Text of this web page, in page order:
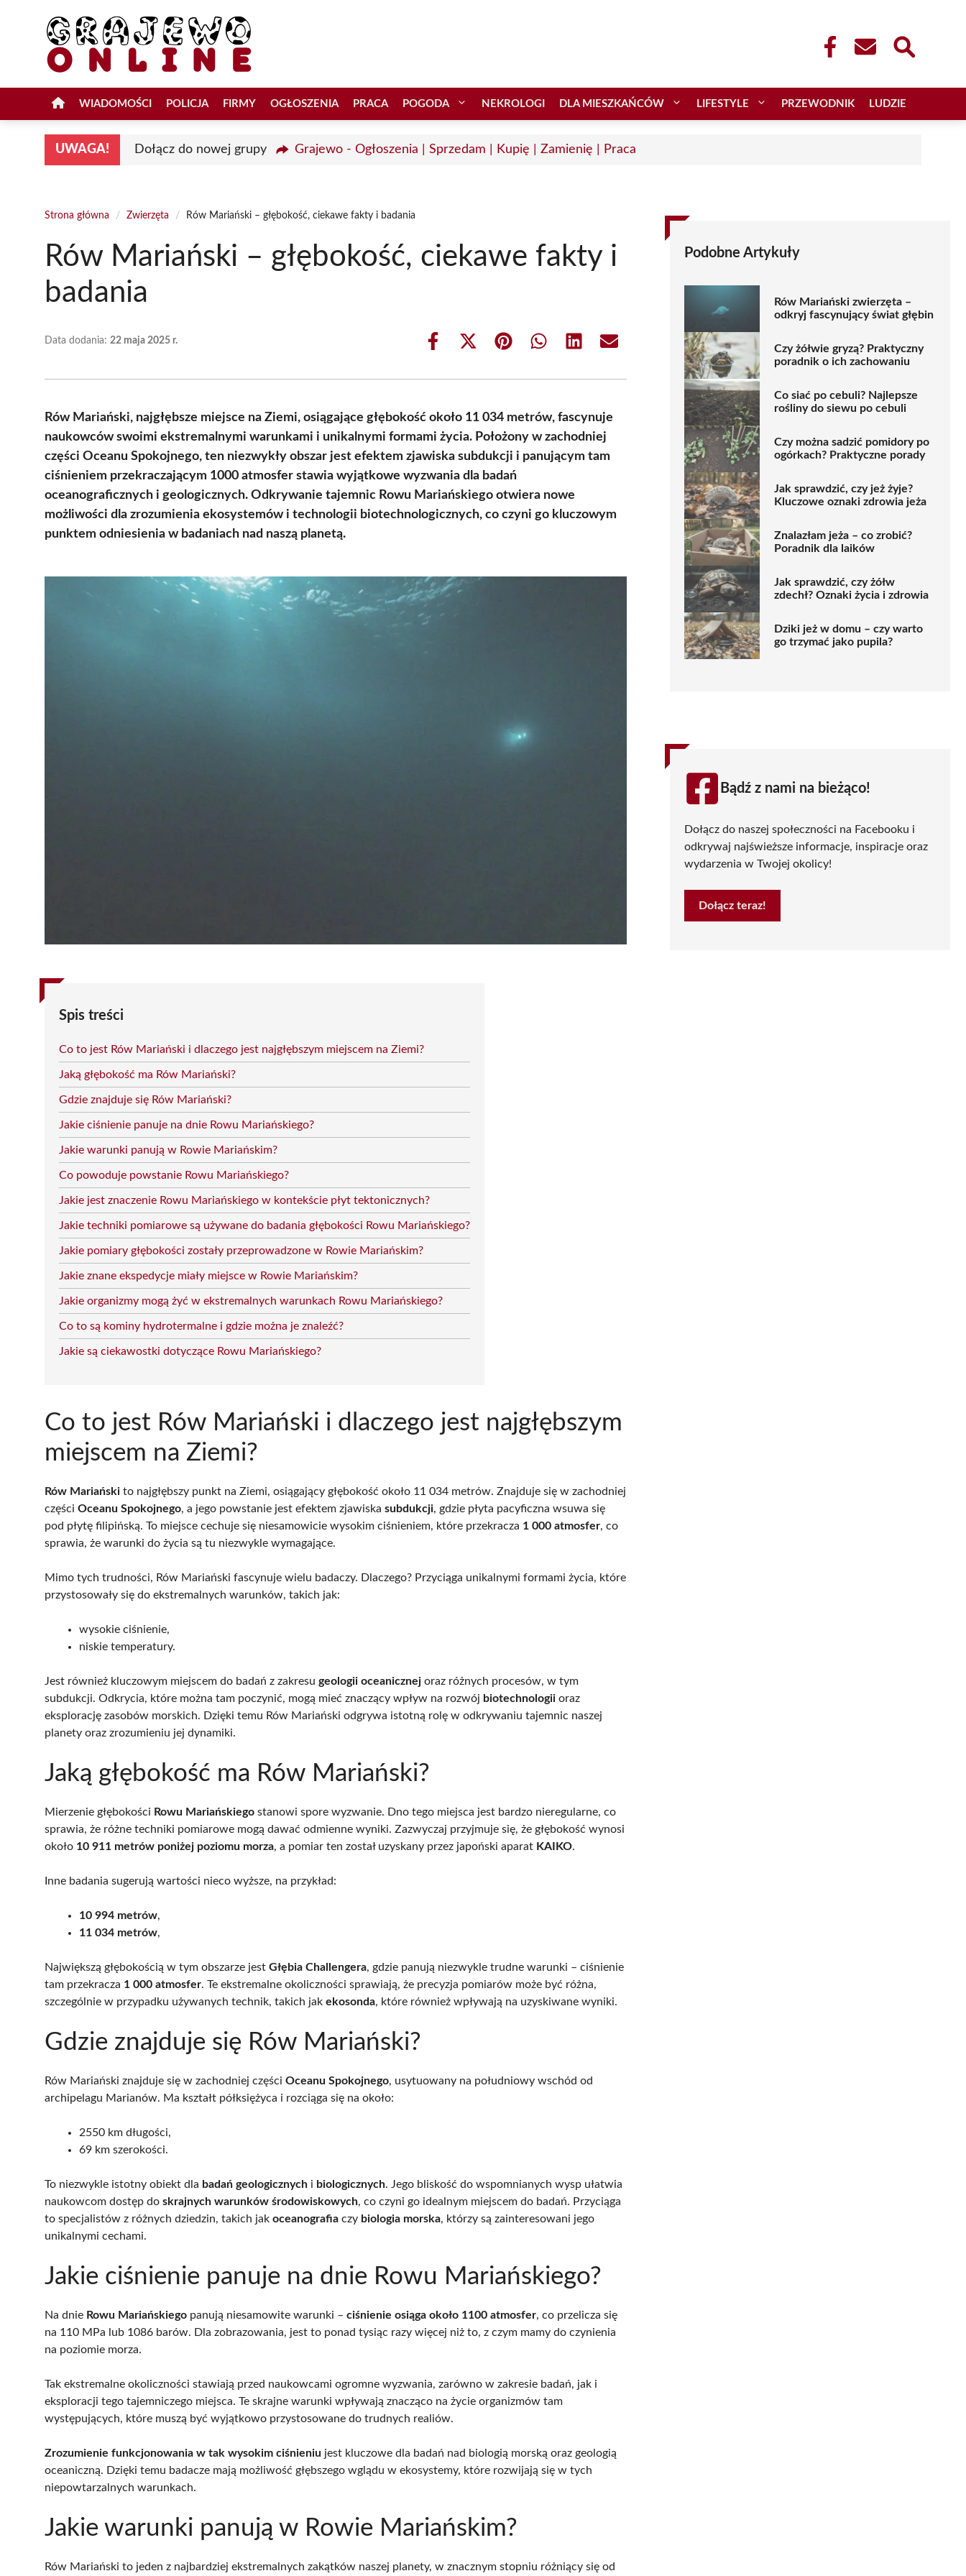
WIADOMOŚCI POLICJA FIRMY OGŁOSZENIA PRACA POGODA NEKROLOGI DLA MIESZKAŃCÓW LIFESTYLE PRZEWODNIK LUDZIE
UWAGA! Dołącz do nowej grupy Grajewo - Ogłoszenia | Sprzedam | Kupię | Zamienię | Praca
Strona główna / Zwierzęta / Rów Mariański – głębokość, ciekawe fakty i badania
Rów Mariański – głębokość, ciekawe fakty i
badania
Data dodania: 22 maja 2025 r.
Share
Share
(Twitter)
Share Share Share Share
Rów Mariański, najgłębsze miejsce na Ziemi, osiągające głębokość około 11 034 metrów, fascynuje
naukowców swoimi ekstremalnymi warunkami i unikalnymi formami życia. Położony w zachodniej
części Oceanu Spokojnego, ten niezwykły obszar jest efektem zjawiska subdukcji i panującym tam
ciśnieniem przekraczającym 1000 atmosfer stawia wyjątkowe wyzwania dla badań
oceanograficznych i geologicznych. Odkrywanie tajemnic Rowu Mariańskiego otwiera nowe
możliwości dla zrozumienia ekosystemów i technologii biotechnologicznych, co czyni go kluczowym
punktem odniesienia w badaniach nad naszą planetą.
Spis treści
Co to jest Rów Mariański i dlaczego jest najgłębszym miejscem na Ziemi?
Jaką głębokość ma Rów Mariański?
Gdzie znajduje się Rów Mariański?
Jakie ciśnienie panuje na dnie Rowu Mariańskiego?
Jakie warunki panują w Rowie Mariańskim?
Co powoduje powstanie Rowu Mariańskiego?
Jakie jest znaczenie Rowu Mariańskiego w kontekście płyt tektonicznych?
Jakie techniki pomiarowe są używane do badania głębokości Rowu Mariańskiego?
Jakie pomiary głębokości zostały przeprowadzone w Rowie Mariańskim?
Jakie znane ekspedycje miały miejsce w Rowie Mariańskim?
Jakie organizmy mogą żyć w ekstremalnych warunkach Rowu Mariańskiego?
Co to są kominy hydrotermalne i gdzie można je znaleźć?
Jakie są ciekawostki dotyczące Rowu Mariańskiego?
Co to jest Rów Mariański i dlaczego jest najgłębszym
miejscem na Ziemi?
Rów Mariański to najgłębszy punkt na Ziemi, osiągający głębokość około 11 034 metrów. Znajduje się w zachodniej
części Oceanu Spokojnego, a jego powstanie jest efektem zjawiska subdukcji, gdzie płyta pacyficzna wsuwa się
pod płytę filipińską. To miejsce cechuje się niesamowicie wysokim ciśnieniem, które przekracza 1 000 atmosfer, co
sprawia, że warunki do życia są tu niezwykle wymagające.
Mimo tych trudności, Rów Mariański fascynuje wielu badaczy. Dlaczego? Przyciąga unikalnymi formami życia, które
przystosowały się do ekstremalnych warunków, takich jak:
wysokie ciśnienie,
niskie temperatury.
Jest również kluczowym miejscem do badań z zakresu geologii oceanicznej oraz różnych procesów, w tym
subdukcji. Odkrycia, które można tam poczynić, mogą mieć znaczący wpływ na rozwój biotechnologii oraz
eksplorację zasobów morskich. Dzięki temu Rów Mariański odgrywa istotną rolę w odkrywaniu tajemnic naszej
planety oraz zrozumieniu jej dynamiki.
Jaką głębokość ma Rów Mariański?
Mierzenie głębokości Rowu Mariańskiego stanowi spore wyzwanie. Dno tego miejsca jest bardzo nieregularne, co
sprawia, że różne techniki pomiarowe mogą dawać odmienne wyniki. Zazwyczaj przyjmuje się, że głębokość wynosi
około 10 911 metrów poniżej poziomu morza, a pomiar ten został uzyskany przez japoński aparat KAIKO.
Inne badania sugerują wartości nieco wyższe, na przykład:
10 994 metrów,
11 034 metrów,
Największą głębokością w tym obszarze jest Głębia Challengera, gdzie panują niezwykle trudne warunki – ciśnienie
tam przekracza 1 000 atmosfer. Te ekstremalne okoliczności sprawiają, że precyzja pomiarów może być różna,
szczególnie w przypadku używanych technik, takich jak ekosonda, które również wpływają na uzyskiwane wyniki.
Gdzie znajduje się Rów Mariański?
Rów Mariański znajduje się w zachodniej części Oceanu Spokojnego, usytuowany na południowy wschód od
archipelagu Marianów. Ma kształt półksiężyca i rozciąga się na około:
2550 km długości,
69 km szerokości.
To niezwykle istotny obiekt dla badań geologicznych i biologicznych. Jego bliskość do wspomnianych wysp ułatwia
naukowcom dostęp do skrajnych warunków środowiskowych, co czyni go idealnym miejscem do badań. Przyciąga
to specjalistów z różnych dziedzin, takich jak oceanografia czy biologia morska, którzy są zainteresowani jego
unikalnymi cechami.
Jakie ciśnienie panuje na dnie Rowu Mariańskiego?
Na dnie Rowu Mariańskiego panują niesamowite warunki – ciśnienie osiąga około 1100 atmosfer, co przelicza się
na 110 MPa lub 1086 barów. Dla zobrazowania, jest to ponad tysiąc razy więcej niż to, z czym mamy do czynienia
na poziomie morza.
Tak ekstremalne okoliczności stawiają przed naukowcami ogromne wyzwania, zarówno w zakresie badań, jak i
eksploracji tego tajemniczego miejsca. Te skrajne warunki wpływają znacząco na życie organizmów tam
występujących, które muszą być wyjątkowo przystosowane do trudnych realiów.
Zrozumienie funkcjonowania w tak wysokim ciśnieniu jest kluczowe dla badań nad biologią morską oraz geologią
oceaniczną. Dzięki temu badacze mają możliwość głębszego wglądu w ekosystemy, które rozwijają się w tych
niepowtarzalnych warunkach.
Jakie warunki panują w Rowie Mariańskim?
Rów Mariański to jeden z najbardziej ekstremalnych zakątków naszej planety, w znacznym stopniu różniący się od
Podobne Artykuły
Rów Mariański zwierzęta –
odkryj fascynujący świat głębin
Czy żółwie gryzą? Praktyczny
poradnik o ich zachowaniu
Co siać po cebuli? Najlepsze
rośliny do siewu po cebuli
Czy można sadzić pomidory po
ogórkach? Praktyczne porady
Jak sprawdzić, czy jeż żyje?
Kluczowe oznaki zdrowia jeża
Znalazłam jeża – co zrobić?
Poradnik dla laików
Jak sprawdzić, czy żółw
zdechł? Oznaki życia i zdrowia
Dziki jeż w domu – czy warto
go trzymać jako pupila?
Bądź z nami na bieżąco!
Dołącz do naszej społeczności na Facebooku i
odkrywaj najświeższe informacje, inspiracje oraz
wydarzenia w Twojej okolicy!
Dołącz teraz!